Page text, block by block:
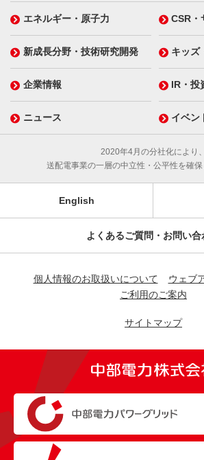
エネルギー・原子力 CSR・
新成長分野・技術研究開発 キッズ
企業情報 IR・投
ニュース イベン
2020年4月の分社化により、
送配電事業の一層の中立性・公平性を確保
English
よくあるご質問・お問い合
個人情報のお取扱いについて
ウェブ
ご利用のご案内
サイトマップ
（新しいウィンドウを開きます）